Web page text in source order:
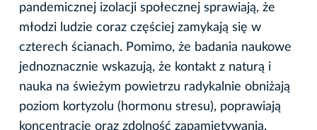
pandemicznej izolacji społecznej sprawiają, że
młodzi ludzie coraz częściej zamykają się w
czterech ścianach. Pomimo, że badania naukowe
jednoznacznie wskazują, że kontakt z naturą i
nauka na świeżym powietrzu radykalnie obniżają
poziom kortyzolu (hormonu stresu), poprawiają
koncentrację oraz zdolność zapamiętywania,